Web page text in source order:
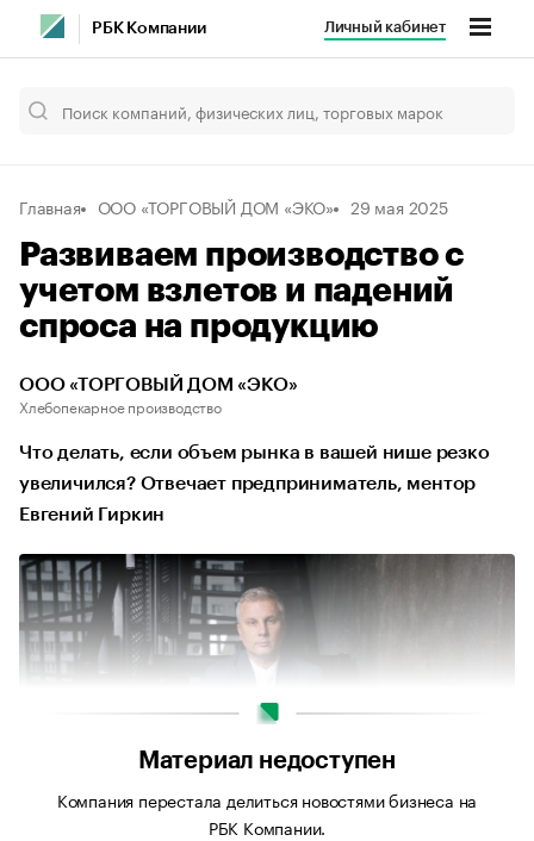
РБК Компании Личный кабинет
Главная ООО «ТОРГОВЫЙ ДОМ «ЭКО» 29 мая 2025
Развиваем производство с
учетом взлетов и падений
спроса на продукцию
ООО «ТОРГОВЫЙ ДОМ «ЭКО»
Хлебопекарное производство
Что делать, если объем рынка в вашей нише резко
увеличился? Отвечает предприниматель, ментор
Евгений Гиркин
Материал недоступен
Компания перестала делиться новостями бизнеса на
РБК Компании.